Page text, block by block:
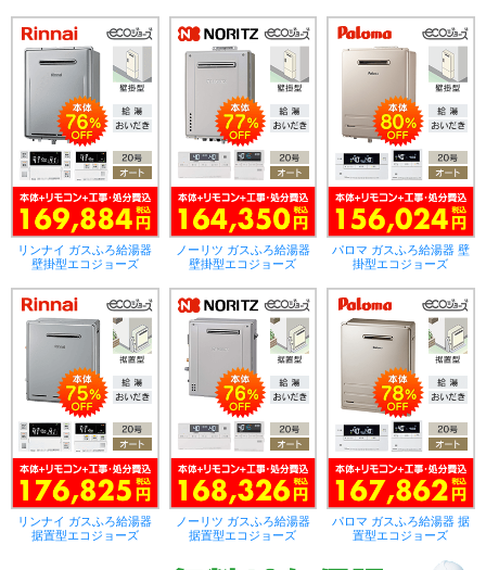
リンナイ ガスふろ給湯器
壁掛型エコジョーズ
ノーリツ ガスふろ給湯器
壁掛型エコジョーズ
パロマ ガスふろ給湯器 壁
掛型エコジョーズ
リンナイ ガスふろ給湯器
据置型エコジョーズ
ノーリツ ガスふろ給湯器
据置型エコジョーズ
パロマ ガスふろ給湯器 据
置型エコジョーズ